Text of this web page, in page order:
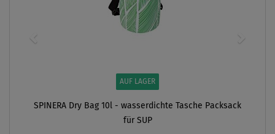
AUF LAGER
SPINERA Dry Bag 10l - wasserdichte Tasche Packsack
für SUP